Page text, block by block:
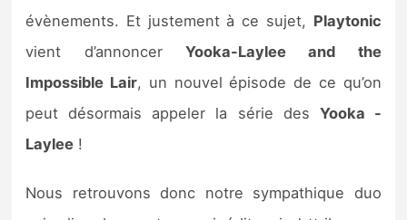
évènements. Et justement à ce sujet, Playtonic
vient d’annoncer Yooka-Laylee and the
Impossible Lair, un nouvel épisode de ce qu’on
peut désormais appeler la série des Yooka -
Laylee !
Nous retrouvons donc notre sympathique duo